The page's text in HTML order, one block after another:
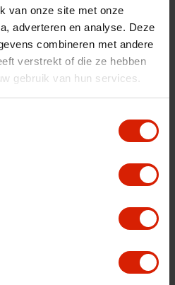
van onze site met onze
adverteren en analyse. Deze
combineren met andere
verstrekt of die ze hebben
gebruik van hun services.